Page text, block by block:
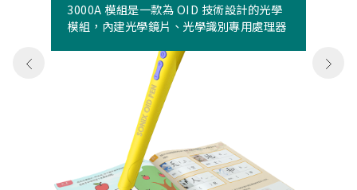
3000A 模組是一款為 OID 技術設計的光學
模組，內建光學鏡片、光學識別專用處理器